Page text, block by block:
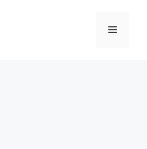
Menu